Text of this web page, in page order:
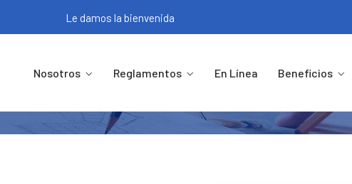
Le damos la bienvenida
Nosotros Reglamentos En Línea Beneficios
Del Padre Con Un Emotivo Encuentro
Conmemoró El Día Del Padre Con Un Emotivo Encuentro